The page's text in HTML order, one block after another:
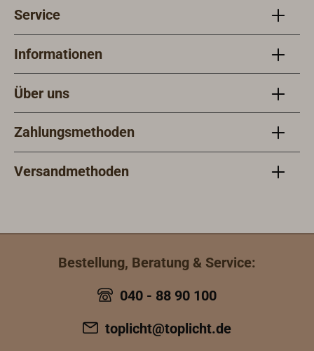
Service
Informationen
Über uns
Zahlungsmethoden
Versandmethoden
Bestellung, Beratung & Service:
040 - 88 90 100
toplicht@toplicht.de